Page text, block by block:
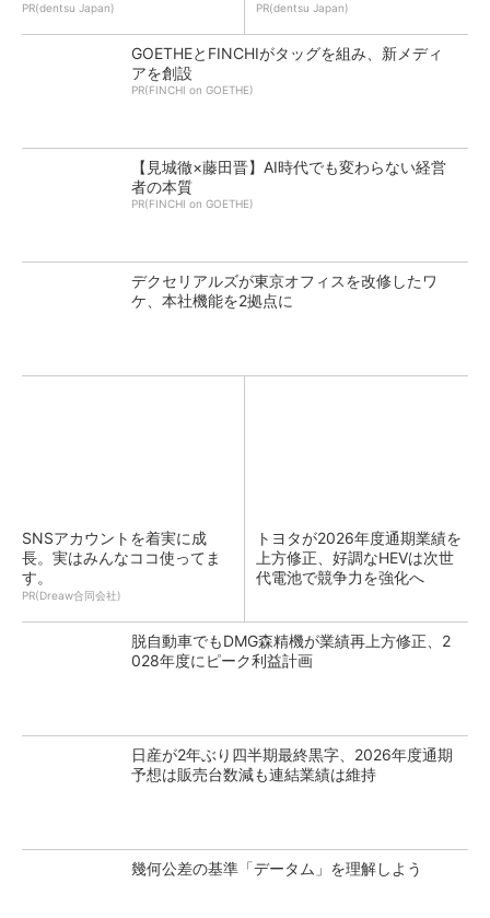
PR(dentsu Japan) PR(dentsu Japan)
GOETHEとFINCHIがタッグを組み、新メディ
アを創設
PR(FINCHI on GOETHE)
【見城徹×藤田晋】AI時代でも変わらない経営
者の本質
PR(FINCHI on GOETHE)
デクセリアルズが東京オフィスを改修したワ
ケ、本社機能を2拠点に
SNSアカウントを着実に成
長。実はみんなココ使ってま
す。
PR(Dreaw合同会社)
トヨタが2026年度通期業績を
上方修正、好調なHEVは次世
代電池で競争力を強化へ
脱自動車でもDMG森精機が業績再上方修正、2
028年度にピーク利益計画
日産が2年ぶり四半期最終黒字、2026年度通期
予想は販売台数減も連結業績は維持
幾何公差の基準「データム」を理解しよう